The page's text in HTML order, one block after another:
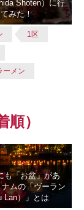
Shoten）に行
みた！
1区
ーメン
）
も「お盆」があ
ムの「ヴーラン
Lan）」とは